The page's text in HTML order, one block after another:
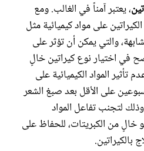
، يعتبر آمناً في الغالب. ومع
على مواد كيميائية مثل
والتي يمكن أن تؤثر على
في اختيار نوع كيراتين خالٍ
تأثير المواد الكيميائية على
على الأقل بعد صبغ الشعر
لتجنب تفاعل المواد
خالٍ من الكبريتات، للحفاظ على
بالكيراتين.